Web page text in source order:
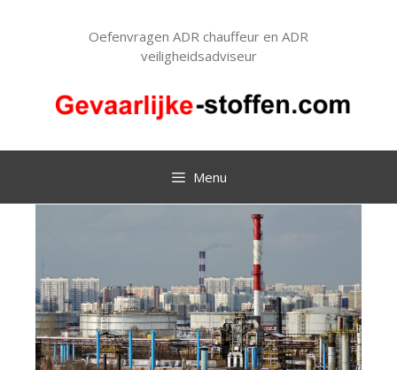
Oefenvragen ADR chauffeur en ADR
veiligheidsadviseur
Menu